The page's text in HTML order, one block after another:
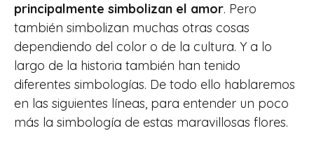
principalmente simbolizan el amor. Pero
también simbolizan muchas otras cosas
dependiendo del color o de la cultura. Y a lo
largo de la historia también han tenido
diferentes simbologías. De todo ello hablaremos
en las siguientes líneas, para entender un poco
más la simbología de estas maravillosas flores.